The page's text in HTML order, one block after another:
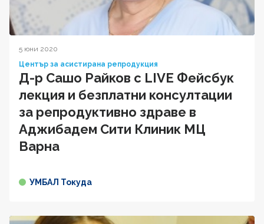
5 юни 2020
Център за асистирана репродукция
Д-р Сашо Райков с LIVE Фейсбук
лекция и безплатни консултации
за репродуктивно здраве в
Аджибадем Сити Клиник МЦ
Варна
УМБАЛ Токуда